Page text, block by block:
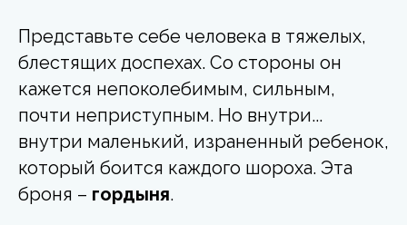
Представьте себе человека в тяжелых,
блестящих доспехах. Со стороны он
кажется непоколебимым, сильным,
почти неприступным. Но внутри...
внутри маленький, израненный ребенок,
который боится каждого шороха. Эта
броня – гордыня.